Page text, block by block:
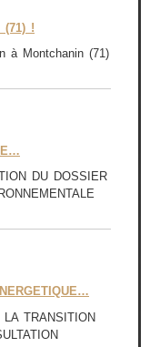
(71) !
à Montchanin (71)
DU DOSSIER
TRANSITION